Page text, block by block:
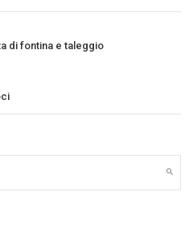
di fontina e taleggio